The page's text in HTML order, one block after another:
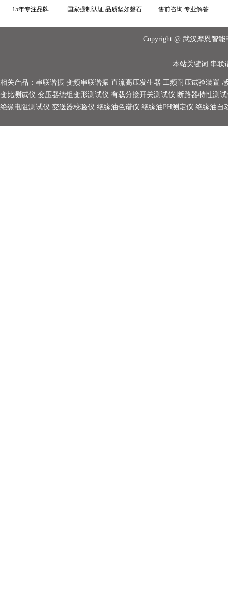
15年专注品牌 国家强制认证 品质坚如磐石 售前咨询 专业解答
Copyright @ 武汉摩恩智
本站关键词 串联
相关产品： 串联谐振 变频串联谐振 直流高压发生器 工频耐压试验装置
变比测试仪 变压器绕组变形测试仪 有载分接开关测试仪 断路器特性测
绝缘电阻测试仪 变送器校验仪 绝缘油色谱仪 绝缘油PH测定仪 绝缘油自